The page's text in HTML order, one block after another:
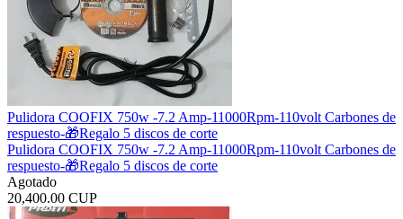
Pulidora COOFIX 750w -7.2 Amp-11000Rpm-110volt Carbones de
respuesto-🎁Regalo 5 discos de corte
Pulidora COOFIX 750w -7.2 Amp-11000Rpm-110volt Carbones de
respuesto-🎁Regalo 5 discos de corte
Agotado
20,400.00 CUP